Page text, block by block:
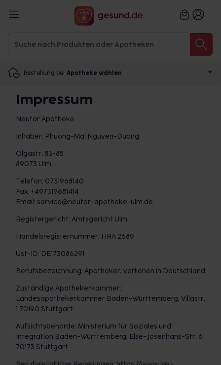
Bestellung bei Apotheke wählen
Impressum
Neutor Apotheke
Inhaber: Phuong-Mai Nguyen-Duong
Olgastr. 83-85
89073 Ulm
Telefon: 0731968140
Fax: +497319681414
Email: service@neutor-apotheke-ulm.de
Registergericht: Amtsgericht Ulm
Handelsregisternummer: HRA 2689
Ust-ID: DE173086291
Berufsbezeichnung: Apotheker, verliehen in Deutschland
Zuständige Apothekerkammer:
Landesapothekerkammer Baden-Württemberg, Villastr.
1 70190 Stuttgart
Aufsichtsbehörde: Ministerium für Soziales und
Integration Baden-Württemberg, Else-Josenhans-Str. 6
70173 Stuttgart